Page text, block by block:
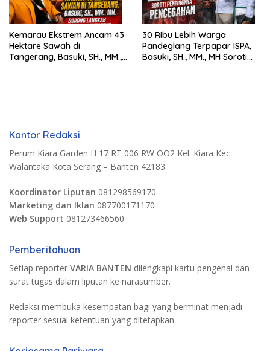
Kemarau Ekstrem Ancam 43
Hektare Sawah di
Tangerang, Basuki, SH., MM.,
30 Ribu Lebih Warga
Pandeglang Terpapar ISPA,
Basuki, SH., MM., MH Soroti
Kantor Redaksi
Perum Kiara Garden H 17 RT 006 RW OO2 Kel. Kiara Kec.
Walantaka Kota Serang – Banten 42183
Koordinator Liputan 081298569170
Marketing dan Iklan 087700171170
Web Support 081273466560
Pemberitahuan
Setiap reporter VARIA BANTEN dilengkapi kartu pengenal dan
surat tugas dalam liputan ke narasumber.
Redaksi membuka kesempatan bagi yang berminat menjadi
reporter sesuai ketentuan yang ditetapkan.